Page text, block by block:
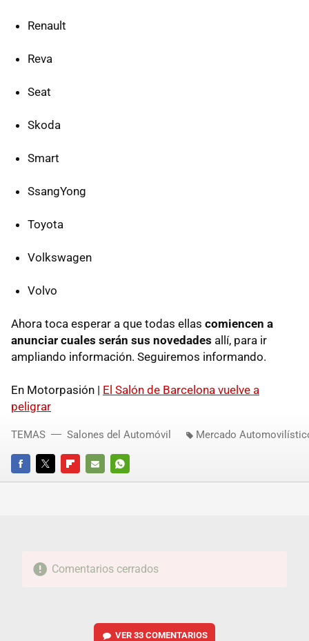
Renault
Reva
Seat
Skoda
Smart
SsangYong
Toyota
Volkswagen
Volvo
Ahora toca esperar a que todas ellas comiencen a
anunciar cuales serán sus novedades allí, para ir
ampliando información. Seguiremos informando.
En Motorpasión | El Salón de Barcelona vuelve a
peligrar
FACEBOOKTWITTERFLIPBOARD
E-
WHATSAPP
TEMAS Salones del Automóvil Mercado
Comentarios cerrados
VER 33 COMENTARIOS